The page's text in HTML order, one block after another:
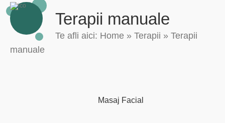
Terapii manuale
Te afli aici: Home » Terapii » Terapii
manuale
Masaj Facial